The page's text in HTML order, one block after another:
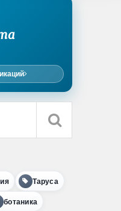
Таруса
ботаника